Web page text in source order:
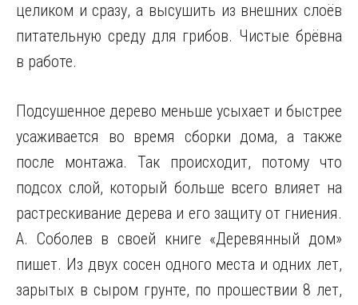
целиком и сразу, а высушить из внешних слоёв
питательную среду для грибов. Чистые брёвна
в работе.
Подсушенное дерево меньше усыхает и быстрее
усаживается во время сборки дома, а также
после монтажа. Так происходит, потому что
подсох слой, который больше всего влияет на
растрескивание дерева и его защиту от гниения.
А. Соболев в своей книге «Деревянный дом»
пишет. Из двух сосен одного места и одних лет,
зарытых в сыром грунте, по прошествии 8 лет,